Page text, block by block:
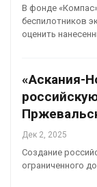
В фонде
беспилотников
оценить
«Аскания-
Дек 2, 2025
Создание
ограниченного